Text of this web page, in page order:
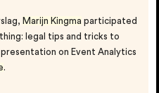
Marijn Kingma participated
legal tips and tricks to
on Event Analytics
.